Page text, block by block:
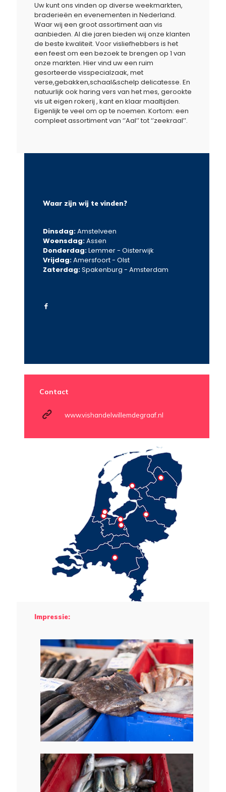
Uw kunt ons vinden op diverse weekmarkten,
braderieën en evenementen in Nederland.
Waar wij een groot assortiment aan vis
aanbieden. Al die jaren bieden wij onze klanten
de beste kwaliteit. Voor visliefhebbers is het
een feest om een bezoek te brengen op 1 van
onze markten. Hier vind uw een ruim
gesorteerde visspecialzaak, met
verse,gebakken,schaal&schelp delicatesse. En
natuurlijk ook haring vers van het mes, gerookte
vis uit eigen rokerij , kant en klaar maaltijden.
Eigenlijk te veel om op te noemen. Kortom: een
compleet assortiment van ‘’Aal’’ tot ‘’zeekraal’’.
Waar zijn wij te vinden?
Dinsdag:Amstelveen
Woensdag:Assen
Donderdag:Lemmer - Oisterwijk
Vrijdag:Amersfoort - Olst
Zaterdag:Spakenburg - Amsterdam
Contact
www.vishandelwillemdegraaf.nl
Impressie: